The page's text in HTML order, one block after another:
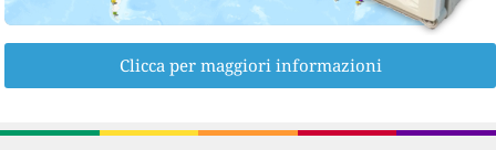
Clicca per maggiori informazioni